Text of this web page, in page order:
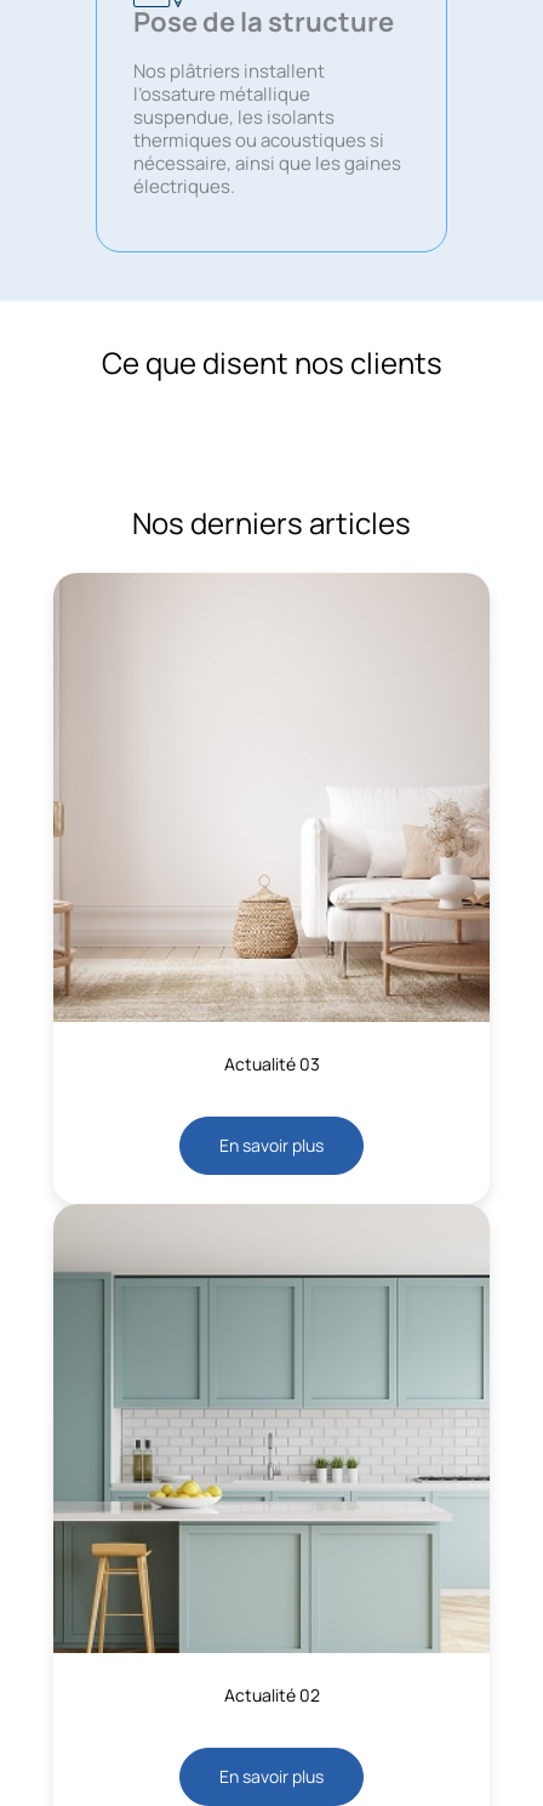
Pose de la structure
Nos plâtriers installent
l’ossature métallique
suspendue, les isolants
thermiques ou acoustiques si
nécessaire, ainsi que les gaines
électriques.
Ce que disent nos clients
Nos derniers articles
Actualité 03
En savoir plus
Actualité 02
En savoir plus